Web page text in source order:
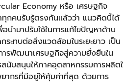
Economy หรือ เศรษฐกิจ
ทุกคนรับรู้ตรงกันแล้วว่า แนวคิดนี้ได้
อนำมาปรับใช้ในการแก้ไขปัญหาด้าน
ระทบต่อสิ่งแวดล้อมในระยะยาว เป็น
ารพัฒนาเศรษฐกิจสู่ความยั่งยืนใน
นับสนุนให้ภาคอุตสาหกรรมการผลิต
ากรที่มีอยู่ให้คุ้มค่าที่สุด ด้วยการ